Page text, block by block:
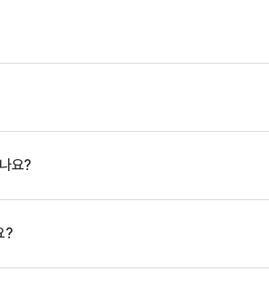
요?
?